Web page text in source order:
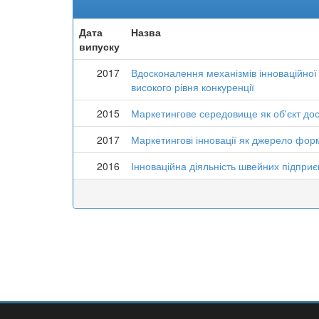
Дата
випуску
Назва
2017
Вдосконалення механізмів
високого рівня конкуренції
2015 Маркетингове середовище як об'єкт
2017
Маркетингові інновації як джерело
2016
Інноваційна діяльність швейних